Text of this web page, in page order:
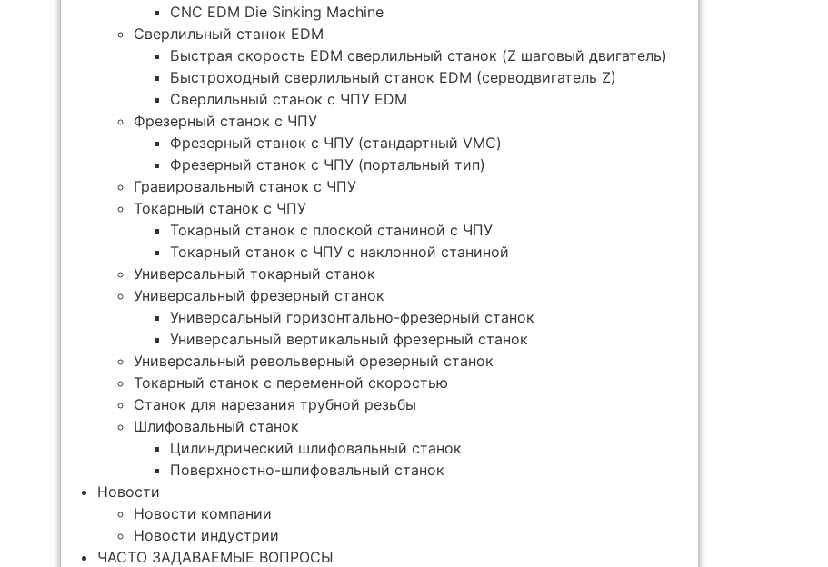
CNC EDM Die Sinking Machine
Сверлильный станок EDM
Быстрая скорость EDM сверлильный станок (Z шаговый двигатель)
Быстроходный сверлильный станок EDM (серводвигатель Z)
Сверлильный станок с ЧПУ EDM
Фрезерный станок с ЧПУ
Фрезерный станок с ЧПУ (стандартный VMC)
Фрезерный станок с ЧПУ (портальный тип)
Гравировальный станок с ЧПУ
Токарный станок с ЧПУ
Токарный станок с плоской станиной с ЧПУ
Токарный станок с ЧПУ с наклонной станиной
Универсальный токарный станок
Универсальный фрезерный станок
Универсальный горизонтально-фрезерный станок
Универсальный вертикальный фрезерный станок
Универсальный револьверный фрезерный станок
Токарный станок с переменной скоростью
Станок для нарезания трубной резьбы
Шлифовальный станок
Цилиндрический шлифовальный станок
Поверхностно-шлифовальный станок
Новости
Новости компании
Новости индустрии
ЧАСТО ЗАДАВАЕМЫЕ ВОПРОСЫ